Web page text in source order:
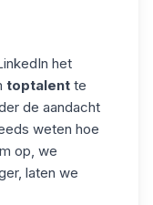
het
toptalent te
de aandacht
weten hoe
op, we
laten we